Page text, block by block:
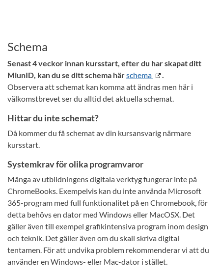
Schema
Senast 4 veckor innan kursstart, efter du har skapat ditt
MiunID, kan du se ditt schema härschema
.
Observera att schemat kan komma att ändras men här i
välkomstbrevet ser du alltid det aktuella schemat.
Hittar du inte schemat?
Då kommer du få schemat av din kursansvarig närmare
kursstart.
Systemkrav för olika programvaror
Många av utbildningens digitala verktyg fungerar inte på
ChromeBooks. Exempelvis kan du inte använda Microsoft
365-program med full funktionalitet på en Chromebook, för
detta behövs en dator med Windows eller MacOSX. Det
gäller även till exempel grafikintensiva program inom design
och teknik. Det gäller även om du skall skriva digital
tentamen. För att undvika problem rekommenderar vi att du
använder en Windows- eller Mac-dator i stället.